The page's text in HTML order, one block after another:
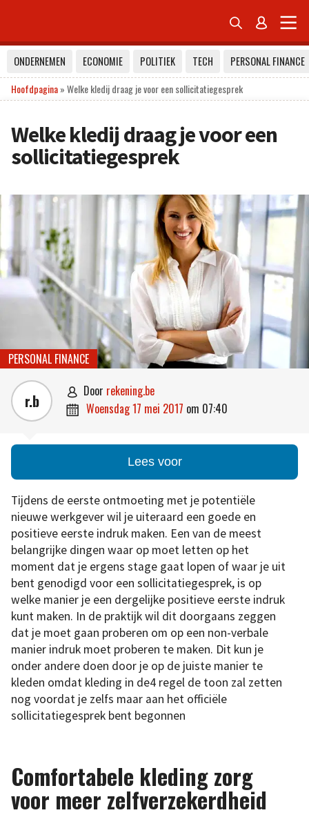
 
ONDERNEMEN ECONOMIE POLITIEK TECH
PERSONAL FINANCE
Hoofdpagina»Welke kledij draag je voor een sollicitatiegesprek
Welke kledij draag je voor een
sollicitatiegesprek
PERSONAL FINANCE
r.b  door rekening.be
 woensdag 17 mei 2017 om 07:40
Lees voor
Tijdens de eerste ontmoeting met je potentiële
nieuwe werkgever wil je uiteraard een goede en
positieve eerste indruk maken. Een van de meest
belangrijke dingen waar op moet letten op het
moment dat je ergens stage gaat lopen of waar je uit
bent genodigd voor een sollicitatiegesprek, is op
welke manier je een dergelijke positieve eerste indruk
kunt maken. In de praktijk wil dit doorgaans zeggen
dat je moet gaan proberen om op een non-verbale
manier indruk moet proberen te maken. Dit kun je
onder andere doen door je op de juiste manier te
kleden omdat kleding in de4 regel de toon zal zetten
nog voordat je zelfs maar aan het officiële
sollicitatiegesprek bent begonnen
Comfortabele kleding zorg
voor meer zelfverzekerdheid